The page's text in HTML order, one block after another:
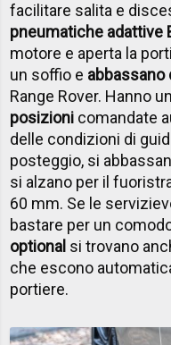
facilitare salita e
pneumatiche adattive
motore e aperta la
un soffio e abbassano
Range Rover. Hanno
posizioni comandate
delle condizioni di
posteggio, si
si alzano per il
60 mm. Se le
bastare per un
optional si trovano
che escono
portiere.